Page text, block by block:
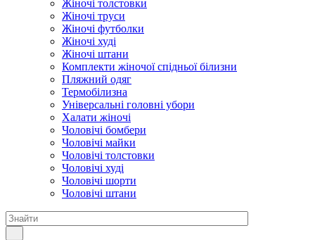
Жіночі толстовки
Жіночі труси
Жіночі футболки
Жіночі худі
Жіночі штани
Комплекти жіночої спідньої білизни
Пляжний одяг
Термобілизна
Універсальні головні убори
Халати жіночі
Чоловічі бомбери
Чоловічі майки
Чоловічі толстовки
Чоловічі худі
Чоловічі шорти
Чоловічі штани